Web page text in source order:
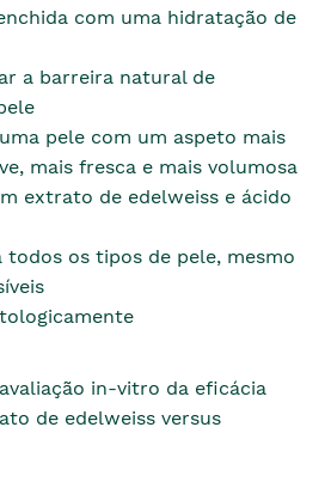
com uma hidratação de
a barreira natural de
pele com um aspeto mais
mais fresca e mais volumosa
extrato de edelweiss e ácido
todos os tipos de pele, mesmo
in-vitro da eficácia
de edelweiss versus